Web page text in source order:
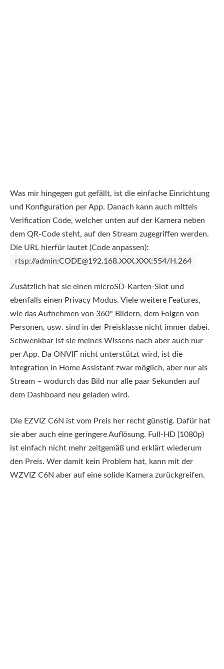
Was mir hingegen gut gefällt, ist die einfache Einrichtung
und Konfiguration per App. Danach kann auch mittels
Verification Code, welcher unten auf der Kamera neben
dem QR-Code steht, auf den Stream zugegriffen werden.
Die URL hierfür lautet (Code anpassen):
rtsp://admin:CODE@192.168.XXX.XXX:554/H.264
Zusätzlich hat sie einen microSD-Karten-Slot und
ebenfalls einen Privacy Modus. Viele weitere Features,
wie das Aufnehmen von 360° Bildern, dem Folgen von
Personen, usw. sind in der Preisklasse nicht immer dabei.
Schwenkbar ist sie meines Wissens nach aber auch nur
per App. Da ONVIF nicht unterstützt wird, ist die
Integration in Home Assistant zwar möglich, aber nur als
Stream – wodurch das Bild nur alle paar Sekunden auf
dem Dashboard neu geladen wird.
Die EZVIZ C6N ist vom Preis her recht günstig. Dafür hat
sie aber auch eine geringere Auflösung. Full-HD (1080p)
ist einfach nicht mehr zeitgemäß und erklärt wiederum
den Preis. Wer damit kein Problem hat, kann mit der
WZVIZ C6N aber auf eine solide Kamera zurückgreifen.